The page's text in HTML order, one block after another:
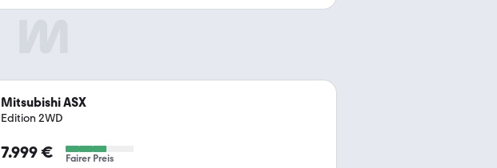
Mitsubishi ASX
Edition 2WD
7.999 € Fairer Preis